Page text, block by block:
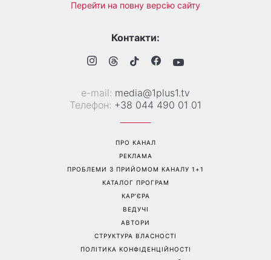
Перейти на повну версію сайту
Контакти:
е-mail: media@1plus1.tv
Телефон: +38 044 490 01 01
ПРО КАНАЛ
РЕКЛАМА
ПРОБЛЕМИ З ПРИЙОМОМ КАНАЛУ 1+1
КАТАЛОГ ПРОГРАМ
КАР’ЄРА
ВЕДУЧІ
АВТОРИ
СТРУКТУРА ВЛАСНОСТІ
ПОЛІТИКА КОНФІДЕНЦІЙНОСТІ